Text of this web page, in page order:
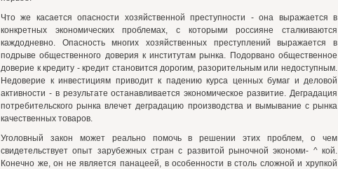
Что же касается опасности хозяйственной преступности - она выражается в
конкретных экономических проблемах, с которыми россияне сталкиваются
каждодневно. Опасность многих хозяйственных преступлений выражается в
подрыве общественного доверия к институтам рынка. Подорвано общественное
доверие к кредиту - кредит становится дорогим, разорительным или недоступным.
Недоверие к инвестициям приводит к падению курса ценных бумаг и деловой
активности - в результате останавливается экономическое развитие. Деградация
потребительского рынка влечет деградацию производства и вымывание с рынка
качественных товаров.
Уголовный закон может реально помочь в решении этих проблем, о чем
свидетельствует опыт зарубежных стран с развитой рыночной экономи- ^ кой.
Конечно же, он не является панацеей, в особенности в столь сложной и хрупкой